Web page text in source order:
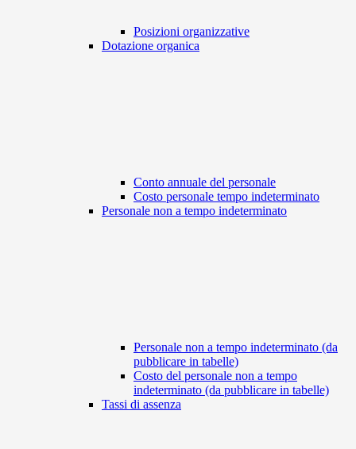
Posizioni organizzative
Dotazione organica
Conto annuale del personale
Costo personale tempo indeterminato
Personale non a tempo indeterminato
Personale non a tempo indeterminato (da
pubblicare in tabelle)
Costo del personale non a tempo
indeterminato (da pubblicare in tabelle)
Tassi di assenza